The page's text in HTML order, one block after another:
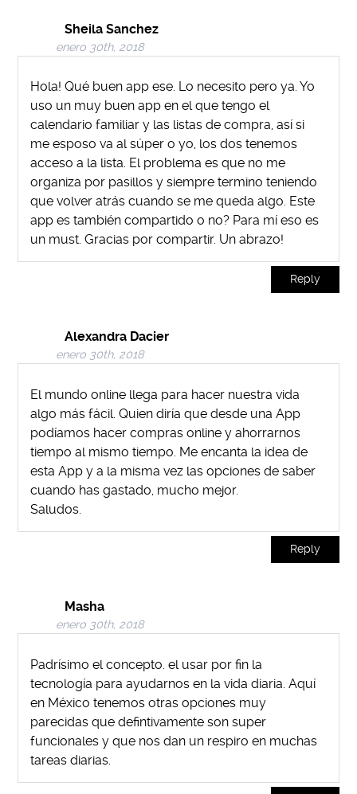
Sheila Sanchez
enero 30th, 2018
Hola! Qué buen app ese. Lo necesito pero ya. Yo
uso un muy buen app en el que tengo el
calendario familiar y las listas de compra, así si
me esposo va al súper o yo, los dos tenemos
acceso a la lista. El problema es que no me
organiza por pasillos y siempre termino teniendo
que volver atrás cuando se me queda algo. Este
app es también compartido o no? Para mí eso es
un must. Gracias por compartir. Un abrazo!
Reply
Alexandra Dacier
enero 30th, 2018
El mundo online llega para hacer nuestra vida
algo más fácil. Quien diría que desde una App
podíamos hacer compras online y ahorrarnos
tiempo al mismo tiempo. Me encanta la idea de
esta App y a la misma vez las opciones de saber
cuando has gastado, mucho mejor.
Saludos.
Reply
Masha
enero 30th, 2018
Padrísimo el concepto. el usar por fin la
tecnología para ayudarnos en la vida diaria. Aquí
en México tenemos otras opciones muy
parecidas que defintivamente son super
funcionales y que nos dan un respiro en muchas
tareas diarias.